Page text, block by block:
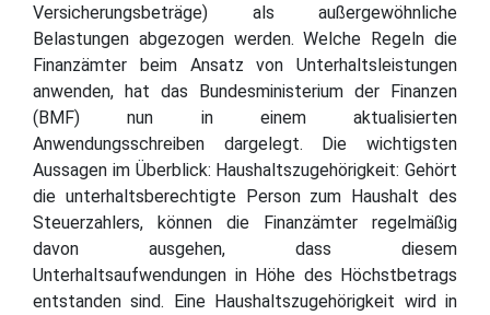
Versicherungsbeträge) als außergewöhnliche
Belastungen abgezogen werden. Welche Regeln die
Finanzämter beim Ansatz von Unterhaltsleistungen
anwenden, hat das Bundesministerium der Finanzen
(BMF) nun in einem aktualisierten
Anwendungsschreiben dargelegt. Die wichtigsten
Aussagen im Überblick: Haushaltszugehörigkeit: Gehört
die unterhaltsberechtigte Person zum Haushalt des
Steuerzahlers, können die Finanzämter regelmäßig
davon ausgehen, dass diesem
Unterhaltsaufwendungen in Höhe des Höchstbetrags
entstanden sind. Eine Haushaltszugehörigkeit wird in